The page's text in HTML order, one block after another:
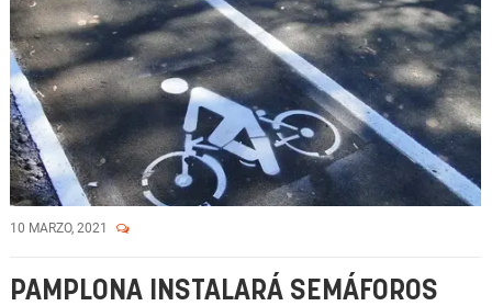
10 MARZO, 2021
PAMPLONA INSTALARÁ SEMÁFOROS